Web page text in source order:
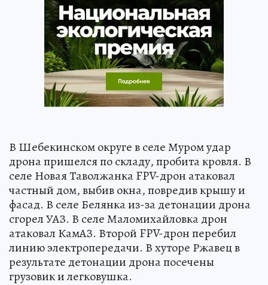
В Шебекинском округе в селе Муром удар
дрона пришелся по складу, пробита кровля. В
селе Новая Таволжанка FPV-дрон атаковал
частный дом, выбив окна, повредив крышу и
фасад. В селе Белянка из-за детонации дрона
сгорел УАЗ. В селе Маломихайловка дрон
атаковал КамАЗ. Второй FPV-дрон перебил
линию электропередачи. В хуторе Ржавец в
результате детонации дрона посечены
грузовик и легковушка.